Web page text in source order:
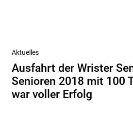
Vorheriger
Beitrag
Aktuelles
Ausfahrt der Wrister
Senioren 2018 mit 100
war voller Erfolg